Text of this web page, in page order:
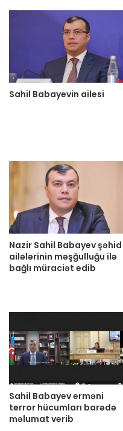
Sahil Babayevin ailesi
Nazir Sahil Babayev şəhid
ailələrinin məşğulluğu ilə
bağlı müraciət edib
Sahil Babayev erməni
terror hücumları barədə
məlumat verib